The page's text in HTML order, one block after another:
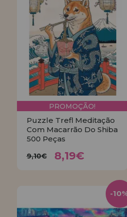
PROMOÇÃO!
Puzzle Trefl Meditação
Com Macarrão Do Shiba
500 Peças
9,10€ 8,19€
-